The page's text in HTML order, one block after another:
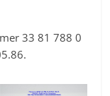
33 81 788 0